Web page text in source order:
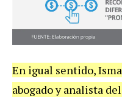
En igual sentido,
abogado y analista